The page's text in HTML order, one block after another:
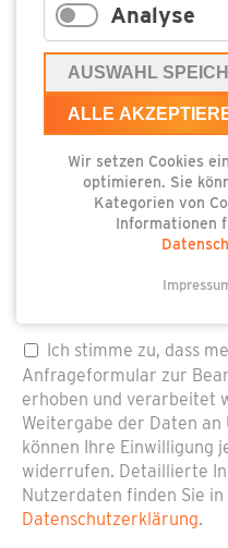
Pflichtfeld
Datenschutz*
Ich stimme zu, dass
Anfrageformular zur
erhoben und verarbeitet
Weitergabe der Daten
können Ihre Einwilligung
widerrufen. Detaillierte
Nutzerdaten finden Sie
Datenschutzerklärung.
Analyse
AUSWAHL
ALLE
Wir setzen Cookies
optimieren. Sie
Kategorien von
Informationen